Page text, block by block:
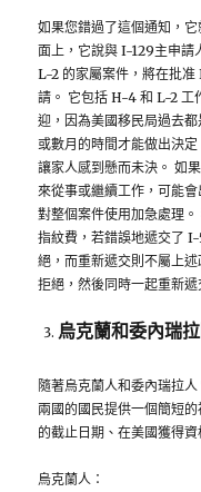
如果您錯過了這個通知，
面上，它說與 I-129主申請
L-2 的家屬案件，將在批
請。 它包括 H-4 和 L-2 工
迎，因為美國移民局過去
或數月的時間才能做出決
讓家人感到懸而未決。 如
來從事或繼續工作，可能
對整個案件使用加急處理
指紋費，若錯誤地遞交了
絕，而重新遞交則不屬上
拒絕，然後同時一起重新遞
烏克蘭和委內瑞
隨著烏克蘭人和委內瑞拉
兩國的國民提供一個簡短
的截止日期、在美國獲得
烏克蘭人：